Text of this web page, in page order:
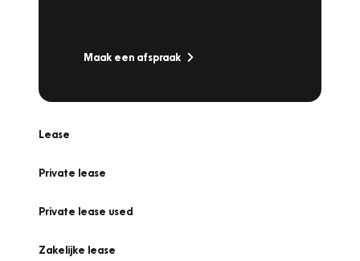
Maak een afspraak
Lease
Private lease
Private lease used
Zakelijke lease